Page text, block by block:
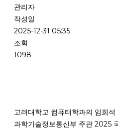
관리자
작성일
2025-12-31 05:35
조회
1098
고려대학교 컴퓨터학과의 임희
과학기술정보통신부 주관 2025